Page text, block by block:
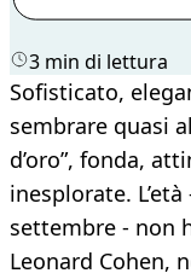
3 min di lettura
Sofisticato,
sembrare quasi
d’oro”, fonda,
inesplorate.
settembre - non
Leonard Cohen,